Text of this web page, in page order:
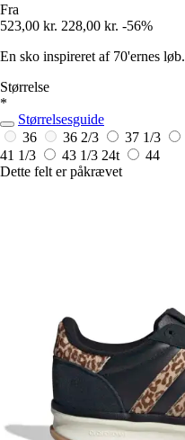
Fra
523,00 kr. 228,00 kr. -56%
En sko inspireret af 70'ernes løb.
Størrelse
*
Størrelsesguide
36
36 2/3 37 1/3
41 1/3
43 1/3 24t
44
Dette felt er påkrævet